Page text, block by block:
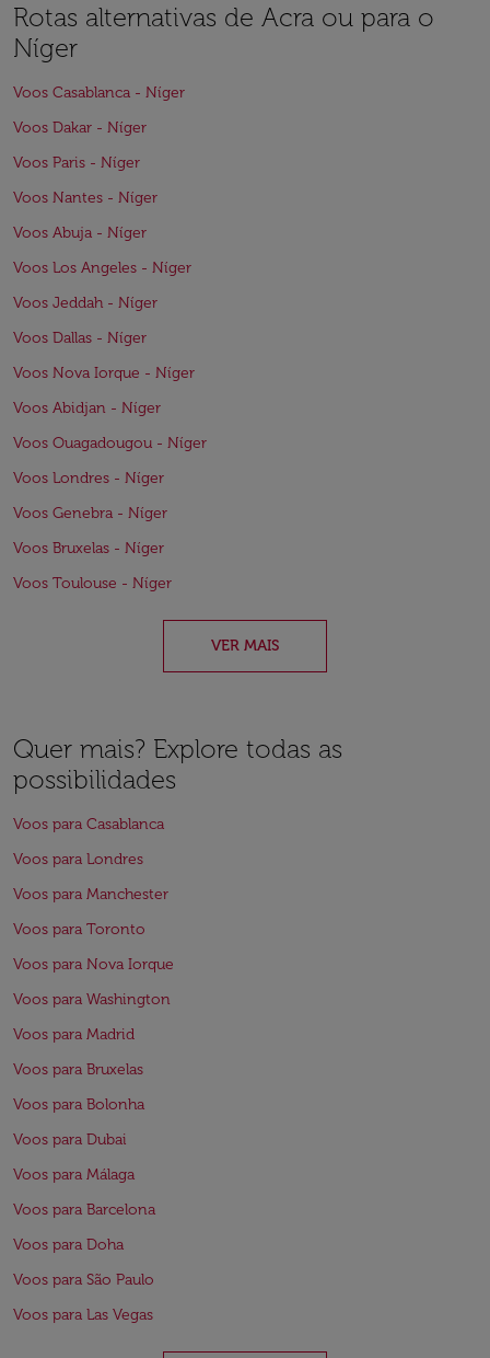
Rotas alternativas de Acra ou para o
Níger
Voos Casablanca - Níger
Voos Dakar - Níger
Voos Paris - Níger
Voos Nantes - Níger
Voos Abuja - Níger
Voos Los Angeles - Níger
Voos Jeddah - Níger
Voos Dallas - Níger
Voos Nova Iorque - Níger
Voos Abidjan - Níger
Voos Ouagadougou - Níger
Voos Londres - Níger
Voos Genebra - Níger
Voos Bruxelas - Níger
Voos Toulouse - Níger
VER MAIS
Quer mais? Explore todas as
possibilidades
Voos para Casablanca
Voos para Londres
Voos para Manchester
Voos para Toronto
Voos para Nova Iorque
Voos para Washington
Voos para Madrid
Voos para Bruxelas
Voos para Bolonha
Voos para Dubai
Voos para Málaga
Voos para Barcelona
Voos para Doha
Voos para São Paulo
Voos para Las Vegas